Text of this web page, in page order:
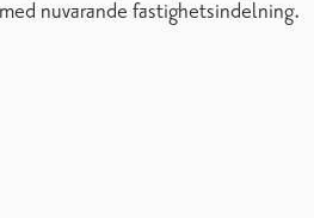
nuvarande fastighetsindelning.